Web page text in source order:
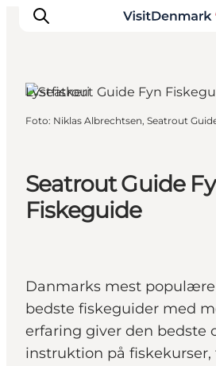
Oplevelser
Overnatning
Planlæg ferien
Seatrout Guide
Fiskeguide
Danmarks mest
bedste fiskeguider med
erfaring giver den bedste
instruktion på fiskekurser,
Lystfiskeri
Foto: Niklas Albrechtsen, Seatrout